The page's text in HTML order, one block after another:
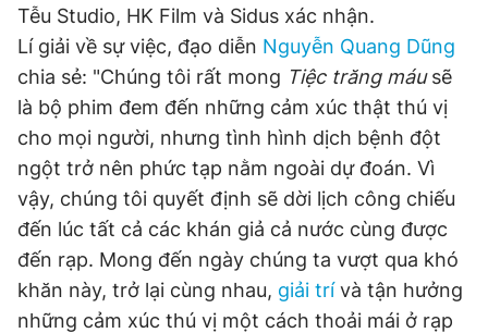
Theo dõi báo trên
Hotline
0906 645 777
Liên hệ quảng cáo
0908 780 404
Đặt báo Quảng cáo RSS Tòa soạn Chính sách bảo
Tổng biên tập: Nguyễn Ngọc Toàn
Phó tổng biên tập thường trực: Hải Thành
Phó tổng biên tập: Lâm Hiếu Dũng
Phó tổng biên tập: Trần Việt Hưng
Tổng thư ký tòa soạn: Đức Trung
Tễu Studio, HK Film và Sidus xác nhận.
Lí giải về sự việc, đạo diễn Nguyễn Quang Dũng
chia sẻ: "Chúng tôi rất mong Tiệc trăng máusẽ
là bộ phim đem đến những cảm xúc thật thú vị
cho mọi người, nhưng tình hình dịch bệnh đột
ngột trở nên phức tạp nằm ngoài dự đoán. Vì
vậy, chúng tôi quyết định sẽ dời lịch công chiếu
đến lúc tất cả các khán giả cả nước cùng được
đến rạp. Mong đến ngày chúng ta vượt qua khó
khăn này, trở lại cùng nhau, giải trívà tận hưởng
những cảm xúc thú vị một cách thoải mái ở rạp